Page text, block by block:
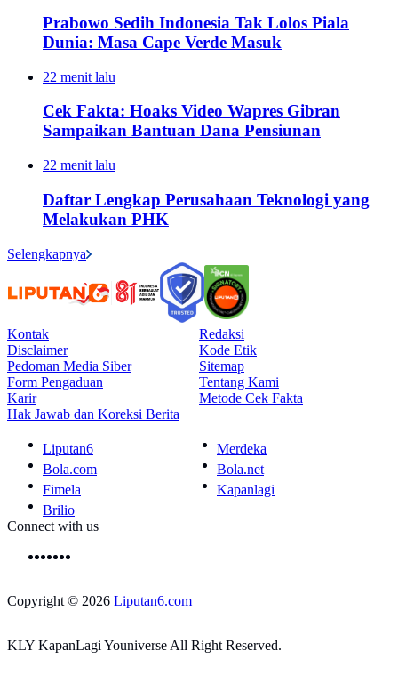
Prabowo Sedih Indonesia Tak Lolos Piala
Dunia: Masa Cape Verde Masuk
22 menit lalu
Cek Fakta: Hoaks Video Wapres Gibran
Sampaikan Bantuan Dana Pensiunan
22 menit lalu
Daftar Lengkap Perusahaan Teknologi yang
Melakukan PHK
Selengkapnya
Kontak
Redaksi
Disclaimer
Kode Etik
Pedoman Media Siber
Sitemap
Form Pengaduan
Tentang Kami
Karir
Metode Cek Fakta
Hak Jawab dan Koreksi Berita
Liputan6
Merdeka
Bola.com
Bola.net
Fimela
Kapanlagi
Brilio
Connect with us
Copyright © 2026 Liputan6.com
KLY KapanLagi Youniverse All Right Reserved.